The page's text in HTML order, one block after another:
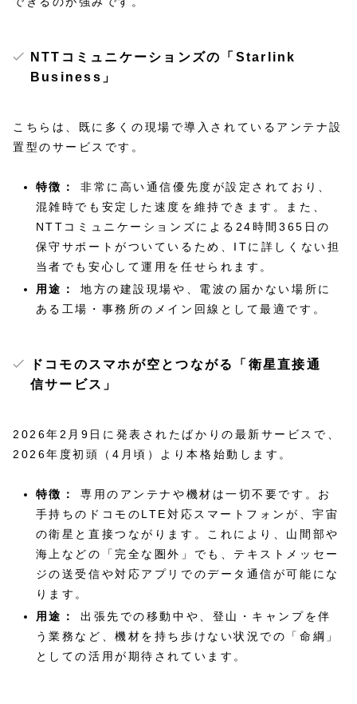
NTTコミュニケーションズの「Starlink
Business」
こちらは、既に多くの現場で導入されているアンテナ設
置型のサービスです。
特徴：
非常に高い通信優先度が設定されており、
混雑時でも安定した速度を維持できます。また、
NTTコミュニケーションズによる24時間365日の
保守サポートがついているため、ITに詳しくない担
当者でも安心して運用を任せられます。
用途：
地方の建設現場や、電波の届かない場所に
ある工場・事務所のメイン回線として最適です。
ドコモのスマホが空とつながる「衛星直接通
信サービス」
2026年2月9日に発表されたばかりの最新サービスで、
2026年度初頭（4月頃）より本格始動します。
特徴：
専用のアンテナや機材は一切不要です。お
手持ちのドコモのLTE対応スマートフォンが、宇宙
の衛星と直接つながります。これにより、山間部や
海上などの「完全な圏外」でも、テキストメッセー
ジの送受信や対応アプリでのデータ通信が可能にな
ります。
用途：
出張先での移動中や、登山・キャンプを伴
う業務など、機材を持ち歩けない状況での「命綱」
としての活用が期待されています。